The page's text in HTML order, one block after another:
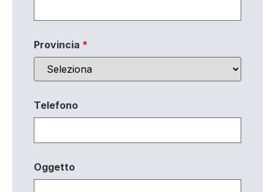
Provincia *
Telefono
Oggetto